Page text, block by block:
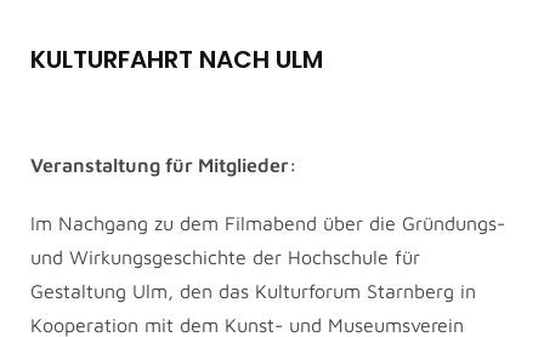
KULTURFAHRT NACH ULM
Veranstaltung für Mitglieder:
Im Nachgang zu dem Filmabend über die Gründungs-
und Wirkungsgeschichte der Hochschule für
Gestaltung Ulm, den das Kulturforum Starnberg in
Kooperation mit dem Kunst- und Museumsverein